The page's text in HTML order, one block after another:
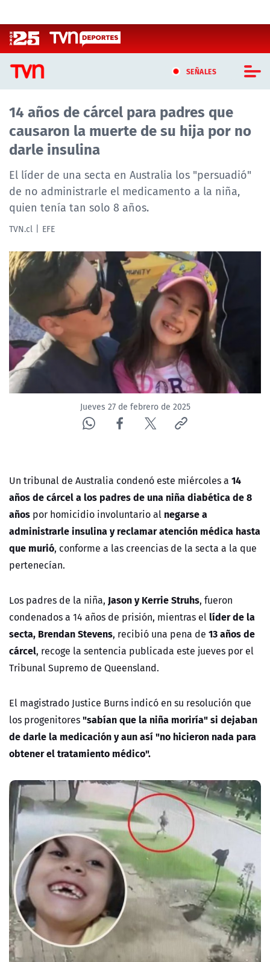
SEÑALES
CASTING MASTERCHEF CHILE
CASTING TVN VERTICAL
TVN VERTICAL
TVN PLAY
PROGRAMAS
TELESERIES
ACTUALIDAD Y TENDENCIAS
CORPORATIVO Y TRANSPARENCIA
CANAL DE DENUNCIAS
ÁREA DE PROYECTOS
14 años de cárcel para padres que
causaron la muerte de su hija por no
darle insulina
El líder de una secta en Australia los "persuadió"
de no administrarle el medicamento a la niña,
quien tenía tan solo 8 años.
TVN.cl EFE
Jueves 27 de febrero de 2025
Un tribunal de Australia condenó este miércoles a 14
años de cárcel a los padres de una niña diabética de 8
años por homicidio involuntario al negarse a
administrarle insulina y reclamar atención médica hasta
que murió, conforme a las creencias de la secta a la que
pertenecían.
Los padres de la niña, Jason y Kerrie Struhs, fueron
condenados a 14 años de prisión, mientras el líder de la
secta, Brendan Stevens, recibió una pena de 13 años de
cárcel, recoge la sentencia publicada este jueves por el
Tribunal Supremo de Queensland.
El magistrado Justice Burns indicó en su resolución que
los progenitores"sabían que la niña moriría" si dejaban
de darle la medicación y aun así "no hicieron nada para
obtener el tratamiento médico".